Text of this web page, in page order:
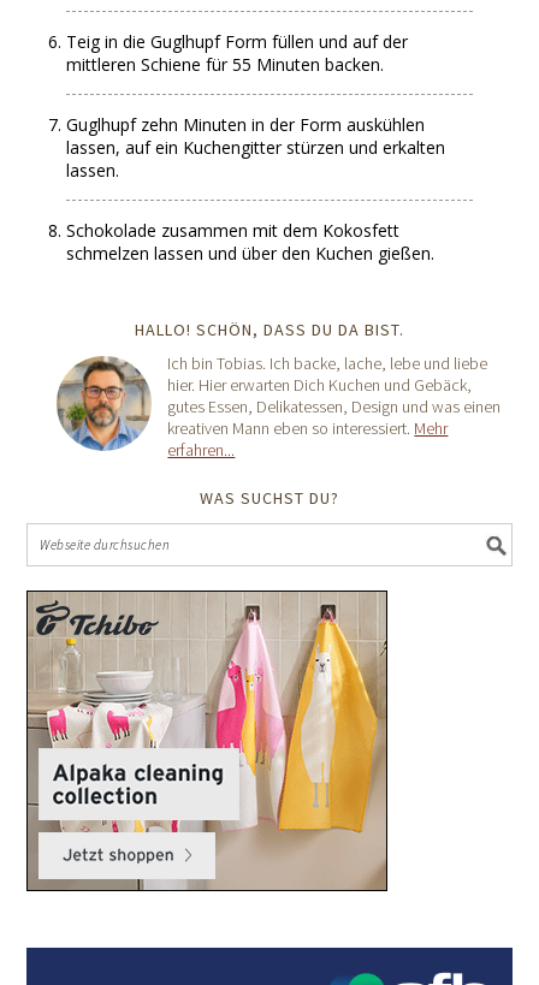
Teig in die Guglhupf Form füllen und auf der
mittleren Schiene für 55 Minuten backen.
Guglhupf zehn Minuten in der Form auskühlen
lassen, auf ein Kuchengitter stürzen und erkalten
lassen.
Schokolade zusammen mit dem Kokosfett
schmelzen lassen und über den Kuchen gießen.
HALLO! SCHÖN, DASS DU DA BIST.
Ich bin Tobias. Ich backe, lache, lebe und liebe
hier. Hier erwarten Dich Kuchen und Gebäck,
gutes Essen, Delikatessen, Design und was einen
kreativen Mann eben so interessiert. Mehr
erfahren...
WAS SUCHST DU?